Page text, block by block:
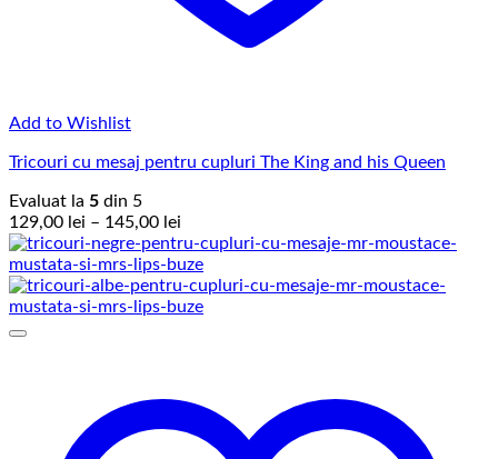
Add to Wishlist
Tricouri cu mesaj pentru cupluri The King and his Queen
Evaluat la 5 din 5
129,00 lei – 145,00 lei
de
prețuri:
129,00 lei
până